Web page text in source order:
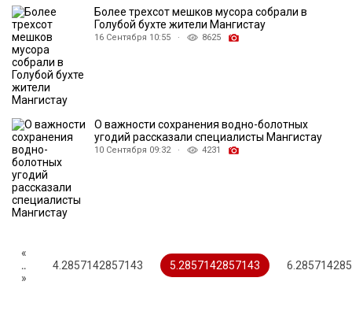
Более трехсот мешков мусора собрали в
Голубой бухте жители Мангистау
16 Сентября 10:55 · 8625
О важности сохранения водно-болотных
угодий рассказали специалисты Мангистау
10 Сентября 09:32 · 4231
«
..
4.2857142857143 5.2857142857143
»